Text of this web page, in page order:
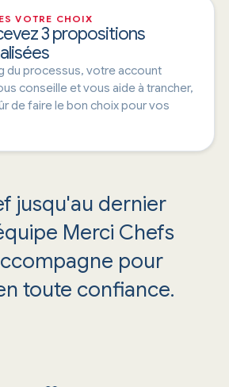
VOTRE CHOIX
3 propositions
du processus, votre account
conseille et vous aide à trancher,
de faire le bon choix pour vos
jusqu'au dernier
Merci Chefs
pour
toute confiance.